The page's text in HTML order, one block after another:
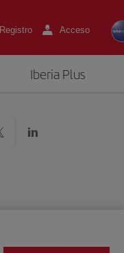
Registro Acceso
Iberia Plus